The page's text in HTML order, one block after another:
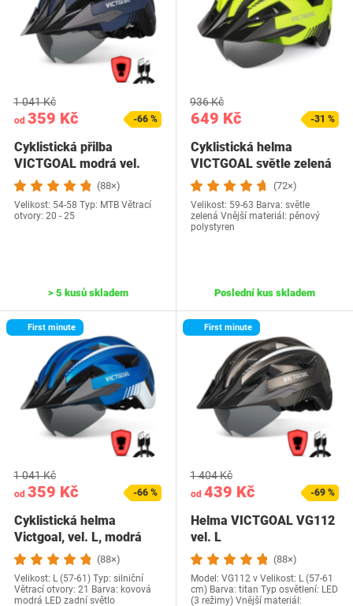
od 359 Kč
1 041 Kč
-66 %
Cyklistická přilba
VICTGOAL modrá vel.
54.58
(88×)
Velikost: 54-58 Typ: MTB Větrací
otvory: 20 - 25
> 5 kusů skladem
649 Kč
936 Kč
-31 %
Cyklistická helma
VICTGOAL světle zelená
(72×)
Velikost: 59-63 Barva: světle
zelená Vnější materiál: ‎pěnový
polystyren
Poslední kus skladem
First minute
od 359 Kč
1 041 Kč
-66 %
Cyklistická helma
Victgoal, vel. L, modrá
(88×)
Velikost: L (57-61) Typ: silniční
Větrací otvory: 21 Barva: kovová
modrá LED zadní světlo
First minute
od 439 Kč
1 404 Kč
-69 %
Helma VICTGOAL VG112
vel. L
(88×)
Model: VG112 v Velikost: L (57-61
cm) Barva: titan Typ osvětlení: LED
(3 režimy) Vnější materiál: